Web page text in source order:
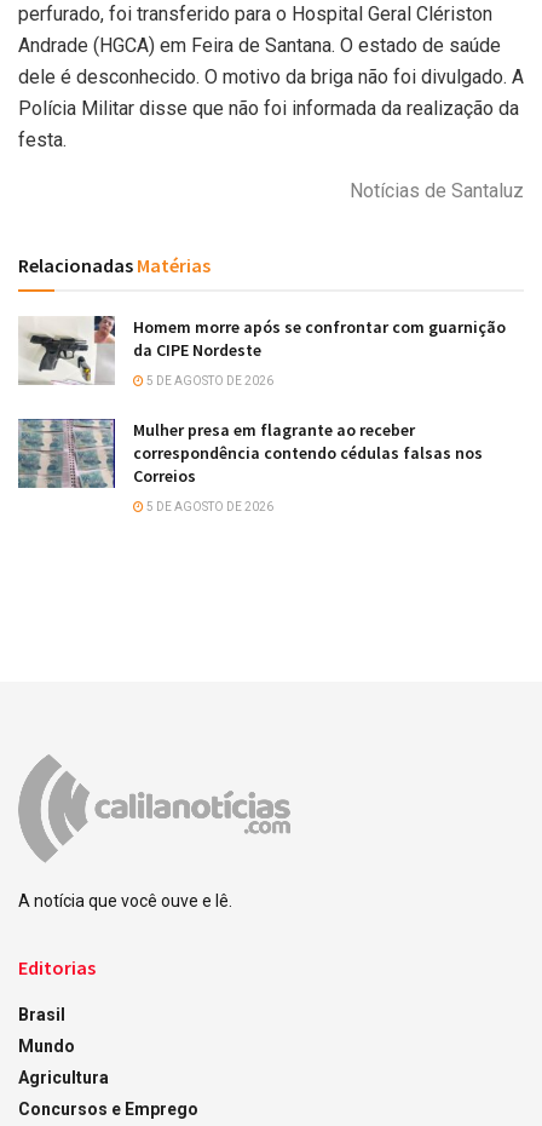
perfurado, foi transferido para o Hospital Geral Clériston
Andrade (HGCA) em Feira de Santana. O estado de saúde
dele é desconhecido. O motivo da briga não foi divulgado. A
Polícia Militar disse que não foi informada da realização da
festa.
Notícias de Santaluz
Relacionadas Matérias
Homem morre após se confrontar com guarnição
da CIPE Nordeste
5 DE AGOSTO DE 2026
Mulher presa em flagrante ao receber
correspondência contendo cédulas falsas nos
Correios
5 DE AGOSTO DE 2026
A notícia que você ouve e lê.
Editorias
Brasil
Mundo
Agricultura
Concursos e Emprego